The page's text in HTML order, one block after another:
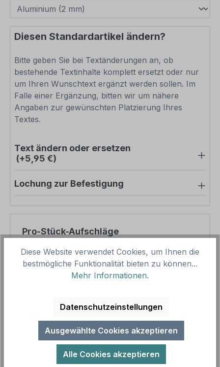
Diesen Standardartikel ändern?
Bitte geben Sie bei Textänderungen an, ob
bestehende Textinhalte komplett ersetzt oder nur
um Ihren Wunschtext ergänzt werden sollen. Im
Falle einer Ergänzung, bitten wir um nähere
Angaben zur gewünschten Platzierung Ihres
Textes.
Text ändern oder ersetzen
(+5,95 €)
Lochung zur Befestigung
Pro-Stück-Aufschläge
Produktpreis
56,64 €
Zwischensumme
Gesamtpreis
56,64 €
Preise inkl. MwSt. zzgl. Versandkosten
Aufgrund von Neuberechnungen im Warenkorb sind
abweichende Endpreise möglich.
Diese Website verwendet Cookies, um Ihnen die
bestmögliche Funktionalität bieten zu können...
Mehr Informationen.
Datenschutzeinstellungen
Ausgewählte Cookies akzeptieren
Alle Cookies akzeptieren